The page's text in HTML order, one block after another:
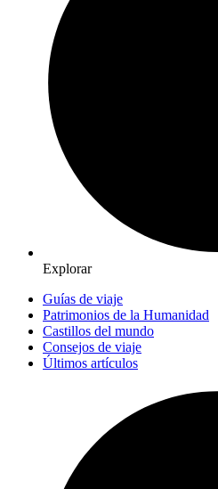
Explorar
Guías de viaje
Patrimonios de la Humanidad
Castillos del mundo
Consejos de viaje
Últimos artículos